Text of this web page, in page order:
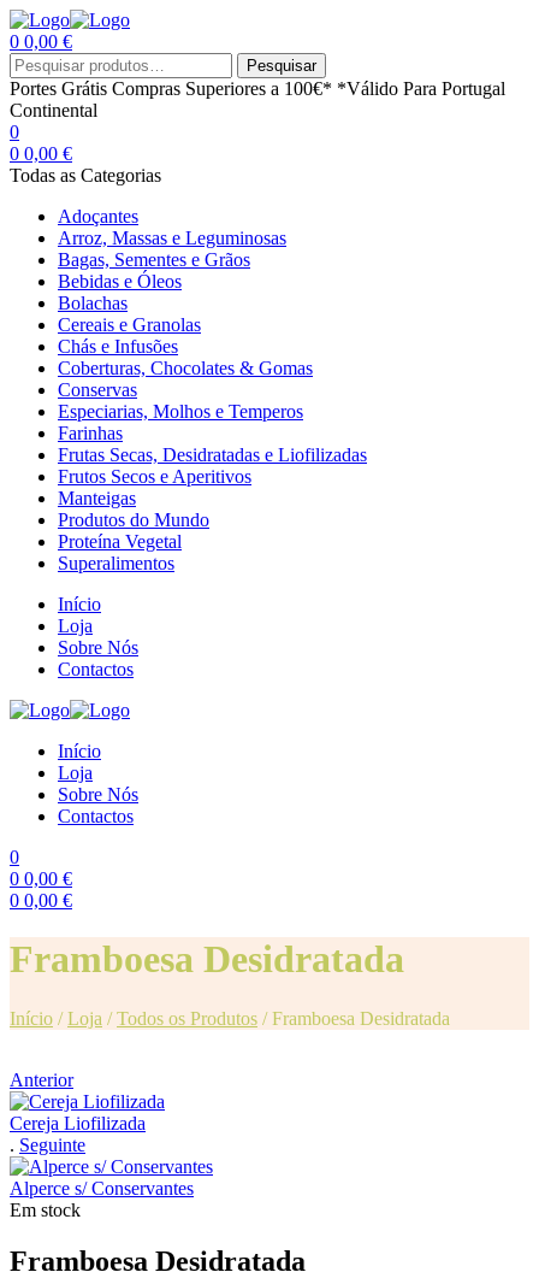
0 0,00 €
Menu
Procurar
por:
Pesquisar
Portes Grátis Compras Superiores a 100€* *Válido Para Portugal
Continental
0
0 0,00 €
Todas as Categorias
Adoçantes
Arroz, Massas e Leguminosas
Bagas, Sementes e Grãos
Bebidas e Óleos
Bolachas
Cereais e Granolas
Chás e Infusões
Coberturas, Chocolates & Gomas
Conservas
Especiarias, Molhos e Temperos
Farinhas
Frutas Secas, Desidratadas e Liofilizadas
Frutos Secos e Aperitivos
Manteigas
Produtos do Mundo
Proteína Vegetal
Superalimentos
Início
Loja
Sobre Nós
Contactos
Início
Loja
Sobre Nós
Contactos
0
0 0,00 €
0 0,00 €
Framboesa Desidratada
Início /Loja /Todos os Produtos /Framboesa Desidratada
Anterior
Cereja Liofilizada
. Seguinte
Alperce s/ Conservantes
Em stock
Framboesa Desidratada